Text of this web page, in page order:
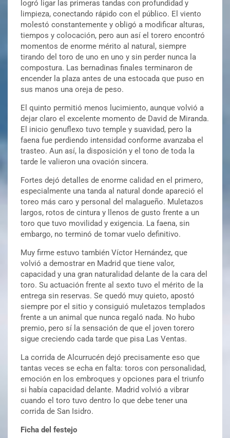
logró ligar las primeras tandas con profundidad y
limpieza, conectando rápido con el público. El viento
molestó constantemente y obligó a modificar alturas,
tiempos y colocación, pero aun así el torero encontró
momentos de enorme mérito al natural, siempre
tirando del toro de uno en uno y sin perder nunca la
compostura. Las bernadinas finales terminaron de
encender la plaza antes de una estocada que puso en
sus manos una oreja de peso.
El quinto permitió menos lucimiento, aunque volvió a
dejar claro el excelente momento de David de Miranda.
El inicio genuflexo tuvo temple y suavidad, pero la
faena fue perdiendo intensidad conforme avanzaba el
trasteo. Aun así, la disposición y el tono de toda la
tarde le valieron una ovación sincera.
Fortes dejó detalles de enorme calidad en el primero,
especialmente una tanda al natural donde apareció el
toreo más caro y personal del malagueño. Muletazos
largos, rotos de cintura y llenos de gusto frente a un
toro que tuvo movilidad y exigencia. La faena, sin
embargo, no terminó de tomar vuelo definitivo.
Muy firme estuvo también Víctor Hernández, que
volvió a demostrar en Madrid que tiene valor,
capacidad y una gran naturalidad delante de la cara del
toro. Su actuación frente al sexto tuvo el mérito de la
entrega sin reservas. Se quedó muy quieto, apostó
siempre por el sitio y consiguió muletazos templados
frente a un animal que nunca regaló nada. No hubo
premio, pero sí la sensación de que el joven torero
sigue creciendo cada tarde que pisa Las Ventas.
La corrida de Alcurrucén dejó precisamente eso que
tantas veces se echa en falta: toros con personalidad,
emoción en los embroques y opciones para el triunfo
si había capacidad delante. Madrid volvió a vibrar
cuando el toro tuvo dentro lo que debe tener una
corrida de San Isidro.
Ficha del festejo